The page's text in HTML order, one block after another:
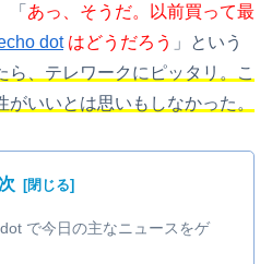
「 あっ、そうだ。以前買って最
dotはどうだろう 」という
ら、テレワークにピッタリ。こ
いいとは思いもしなかった。
で今日の主なニュースをゲ